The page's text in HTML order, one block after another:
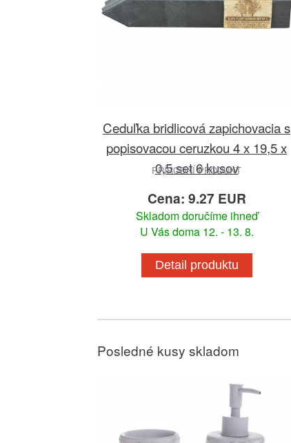
Ceduľka bridlicová zapichovacia s
popisovacou ceruzkou 4 x 19,5 x
0,5 set 6 kusov
PŘÍRODNÍ PRODUKT
Cena: 9.27 EUR
Skladom doručíme ihneď
U Vás doma 12. - 13. 8.
Detail produktu
Posledné kusy skladom